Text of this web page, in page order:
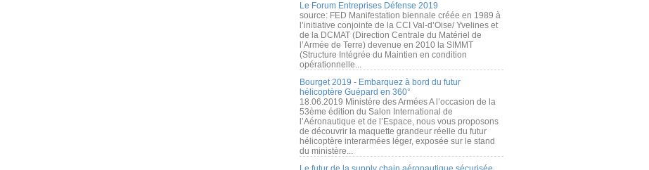
Le Forum Entreprises Défense 2019
source: FED Manifestation biennale créée en 1989 à
l’initiative conjointe de la CCI Val-d’Oise/ Yvelines et
de la DCMAT (Direction Centrale du Matériel de
l’Armée de Terre) devenue en 2010 la SIMMT
(Structure Intégrée du Maintien en condition
opérationnelle...
Bourget 2019 - Embarquez à bord du futur
hélicoptère Guépard en 360°
18.06.2019 Ministère des Armées A l’occasion de la
53ème édition du Salon International de
l’Aéronautique et de l’Espace, nous vous proposons
de découvrir la maquette grandeur réelle du futur
hélicoptère interarmées léger, exposée sur le stand
du ministère...